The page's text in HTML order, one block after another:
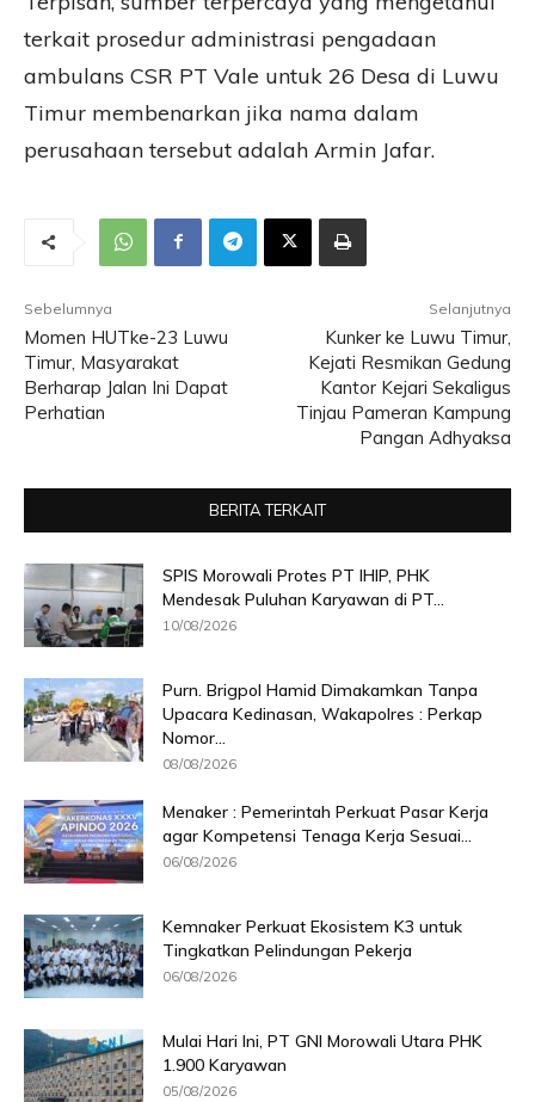
terkait prosedur administrasi pengadaan
ambulans CSR PT Vale untuk 26 Desa di Luwu
Timur membenarkan jika nama dalam
perusahaan tersebut adalah Armin Jafar.
Sebelumnya
Momen HUTke-23 Luwu
Timur, Masyarakat
Berharap Jalan Ini Dapat
Perhatian
Selanjutnya
Kunker ke Luwu Timur,
Kejati Resmikan Gedung
Kantor Kejari Sekaligus
Tinjau Pameran Kampung
Pangan Adhyaksa
BERITA TERKAIT
SPIS Morowali Protes PT IHIP, PHK
Mendesak Puluhan Karyawan di PT...
10/08/2026
Purn. Brigpol Hamid Dimakamkan Tanpa
Upacara Kedinasan, Wakapolres : Perkap
Nomor...
08/08/2026
Menaker : Pemerintah Perkuat Pasar Kerja
agar Kompetensi Tenaga Kerja Sesuai...
06/08/2026
Kemnaker Perkuat Ekosistem K3 untuk
Tingkatkan Pelindungan Pekerja
06/08/2026
Mulai Hari Ini, PT GNI Morowali Utara PHK
1.900 Karyawan
05/08/2026